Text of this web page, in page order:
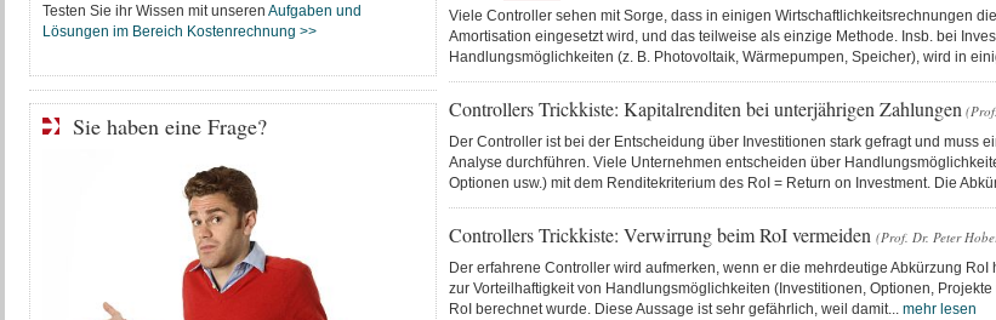
Viele Controller sehen mit Sorge, dass in einigen Wirtschaftlichkeitsrechnungen
Amortisation eingesetzt wird, und das teilweise als einzige Methode. Insb. bei
Handlungsmöglichkeiten (z. B. Photovoltaik, Wärmepumpen, Speicher), wird in
Controllers Trickkiste: Kapitalrenditen bei unterjährigen Zahlungen
Der Controller ist bei der Entscheidung über Investitionen stark gefragt und muss
Analyse durchführen. Viele Unternehmen entscheiden über
Optionen usw.) mit dem Renditekriterium des RoI = Return on Investment. Die
Controllers Trickkiste: Verwirrung beim RoI vermeiden (Prof. Dr. Peter
Der erfahrene Controller wird aufmerken, wenn er die mehrdeutige Abkürzung RoI
zur Vorteilhaftigkeit von Handlungsmöglichkeiten (Investitionen, Optionen,
RoI berechnet wurde. Diese Aussage ist sehr gefährlich, weil damit... mehr lesen
Testen Sie ihr Wissen mit unseren Aufgaben und
Lösungen im Bereich Kostenrechnung >>
Sie haben eine Frage?